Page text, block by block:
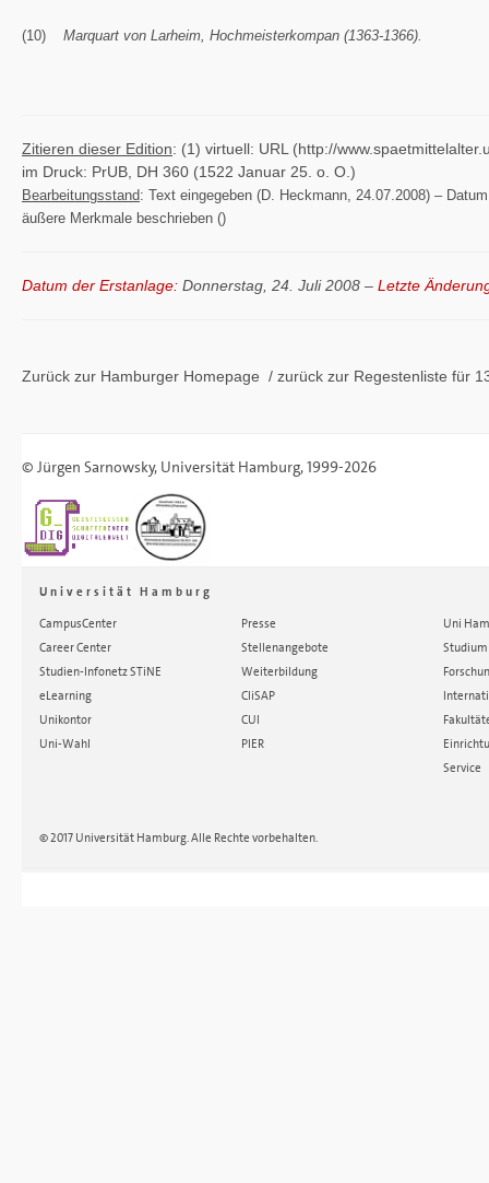
(10) Marquart von Larheim, Hochmeisterkompan (1363-1366).
Zitieren dieser Edition: (1) virtuell: URL (http://
im Druck: PrUB, DH 360 (1522 Januar 25. o. O.)
Bearbeitungsstand: Text eingegeben (D. Heckmann, 24.07.2008) –
äußere Merkmale beschrieben ()
Datum der Erstanlage: Donnerstag, 24. Juli 2008 – Letzte
Zurück zur Hamburger Homepage / zurück zur Regestenliste für
© Jürgen Sarnowsky, Universität Hamburg, 1999-2026